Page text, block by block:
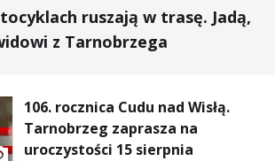
ruszają w trasę. Jadą,
z Tarnobrzega
106. rocznica Cudu nad Wisłą.
Tarnobrzeg zaprasza na
uroczystości 15 sierpnia